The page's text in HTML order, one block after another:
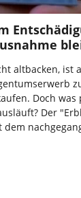
altbacken, ist
Doch
Der